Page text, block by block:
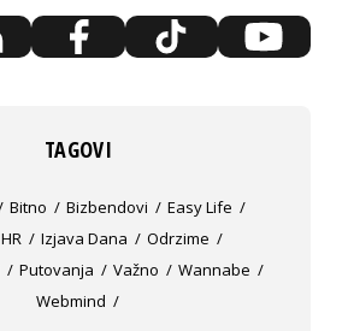
TAGOVI
Bitno Bizbendovi
Easy Life
HR Izjava Dana
Odrzime
Putovanja Važno
Wannabe
Webmind